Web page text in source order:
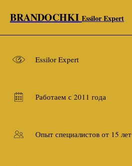
BRANDOCHKI Essilor Expert
Essilor Expert
Работаем с 2011 года
Опыт специалистов от 15 лет